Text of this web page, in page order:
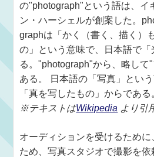
の"photograph"という語は、イ
ン・ハーシェルが創案した。
graphは「かく（書く、描く）
の」という意味で、日本語で
る。"photograph"から、略して
ある。 日本語の「写真」とい
「真を写したもの」からである
※テキストはWikipedia より引
オーディションを受けるため
ため、写真スタジオで撮影を依